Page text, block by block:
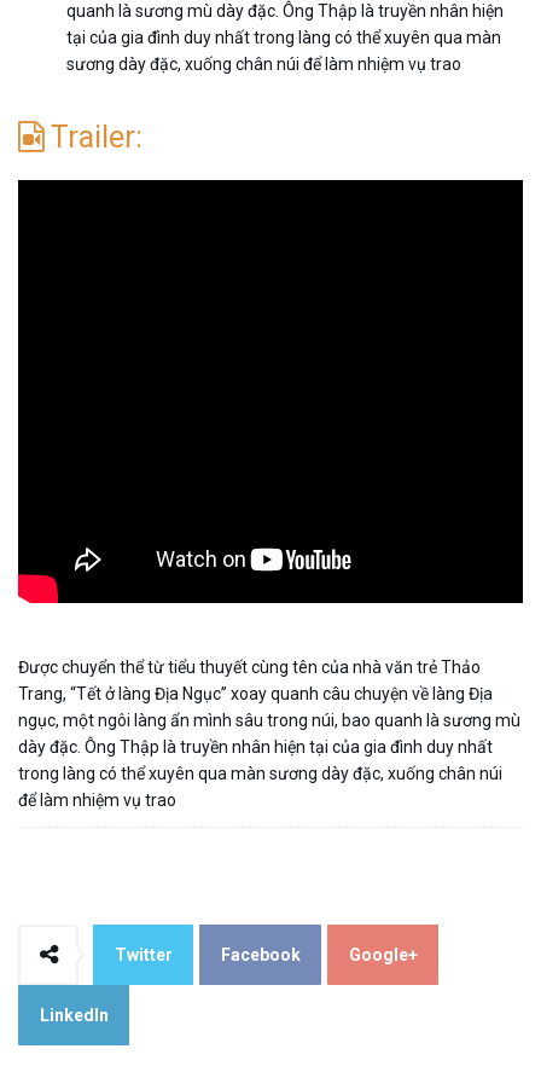
quanh là sương mù dày đặc. Ông Thập là truyền nhân hiện
tại của gia đình duy nhất trong làng có thể xuyên qua màn
sương dày đặc, xuống chân núi để làm nhiệm vụ trao
Trailer:
Được chuyển thể từ tiểu thuyết cùng tên của nhà văn trẻ Thảo
Trang, “Tết ở làng Địa Ngục” xoay quanh câu chuyện về làng Địa
ngục, một ngôi làng ẩn mình sâu trong núi, bao quanh là sương mù
dày đặc. Ông Thập là truyền nhân hiện tại của gia đình duy nhất
trong làng có thể xuyên qua màn sương dày đặc, xuống chân núi
để làm nhiệm vụ trao
Twitter Facebook Google+
LinkedIn